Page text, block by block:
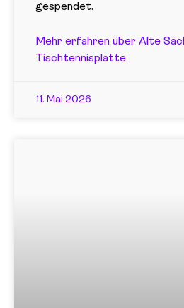
gespendet.
Mehr erfahren über Alte
Tischtennisplatte
11. Mai 2026